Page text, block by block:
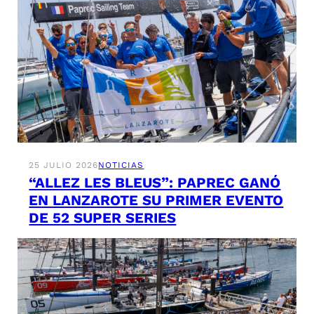
25 JULIO 2026NOTICIAS
“ALLEZ LES BLEUS”: PAPREC GANÓ
EN LANZAROTE SU PRIMER EVENTO
DE 52 SUPER SERIES